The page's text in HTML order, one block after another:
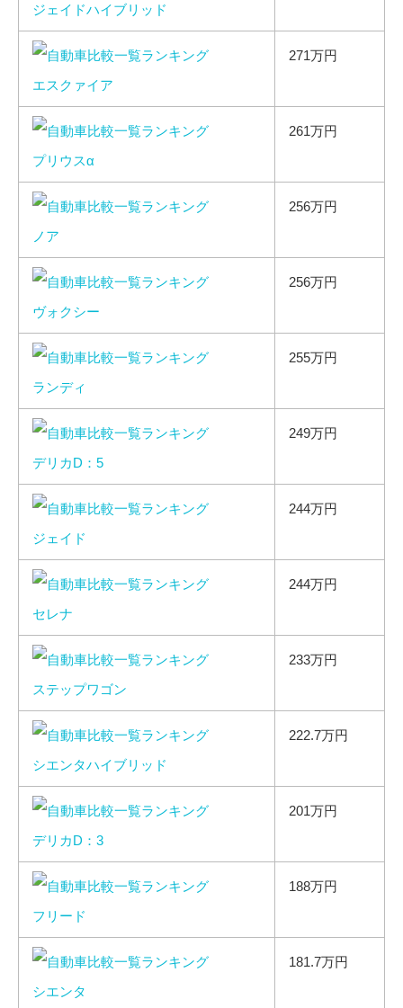
ジェイドハイブリッド
エスクァイア
271万円
プリウスα
261万円
ノア
256万円
ヴォクシー
256万円
ランディ
255万円
デリカD：5
249万円
ジェイド
244万円
セレナ
244万円
ステップワゴン
233万円
シエンタハイブリッド
222.7万円
デリカD：3
201万円
フリード
188万円
シエンタ
181.7万円